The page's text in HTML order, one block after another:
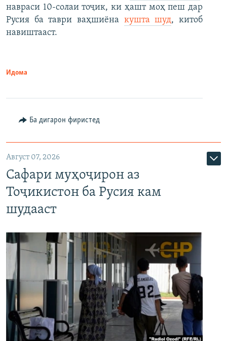
навраси 10-солаи тоҷик, ки ҳашт моҳ пеш дар
Русия ба таври ваҳшиёна кушта шуд, китоб
навиштааст.
Идома
Ба дигарон фиристед
Август 07, 2026
Сафари муҳоҷирон аз
Тоҷикистон ба Русия кам
шудааст